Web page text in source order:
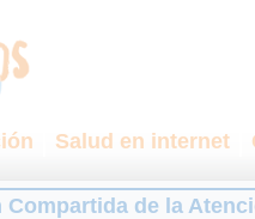
Salud en internet
de la